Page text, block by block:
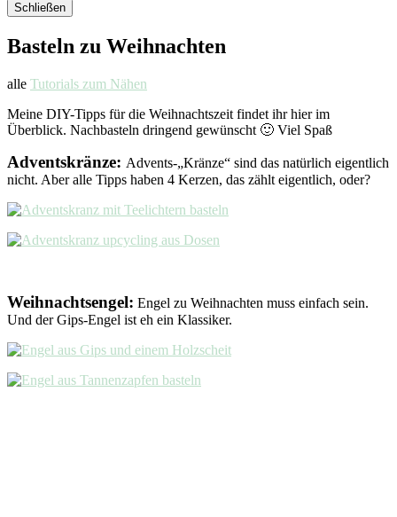
Schließen
Basteln zu Weihnachten
alle Tutorials zum Nähen
Meine DIY-Tipps für die Weihnachtszeit findet ihr hier im
Überblick. Nachbasteln dringend gewünscht 🙂 Viel Spaß
Adventskränze: Advents-„Kränze“ sind das natürlich eigentlich
nicht. Aber alle Tipps haben 4 Kerzen, das zählt eigentlich, oder?
Weihnachtsengel: Engel zu Weihnachten muss einfach sein.
Und der Gips-Engel ist eh ein Klassiker.